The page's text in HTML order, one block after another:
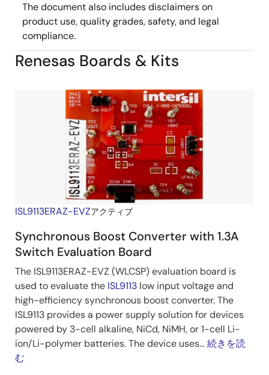
The document also includes disclaimers on
product use, quality grades, safety, and legal
compliance.
Renesas Boards & Kits
ISL9113ERAZ-EVZアクティブ
Synchronous Boost Converter with 1.3A
Switch Evaluation Board
The ISL9113ERAZ-EVZ (WLCSP) evaluation board is
used to evaluate the ISL9113 low input voltage and
high-efficiency synchronous boost converter. The
ISL9113 provides a power supply solution for devices
powered by 3-cell alkaline, NiCd, NiMH, or 1-cell Li-
ion/Li-polymer batteries. The device uses...続きを読
む